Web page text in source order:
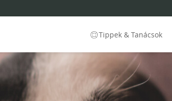
Tippek & Tanácsok